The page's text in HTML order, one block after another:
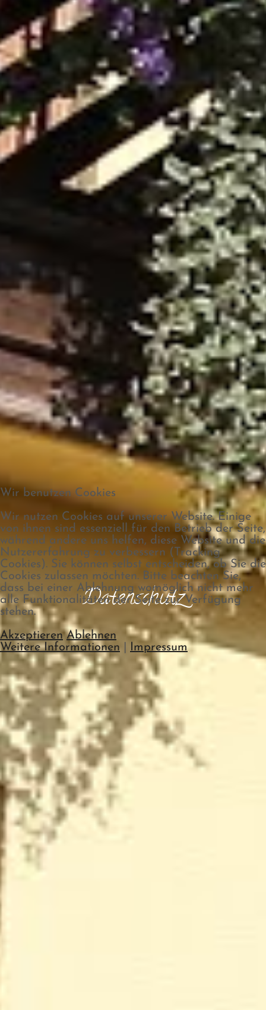
Datenschutz
Wir benutzen Cookies
Wir nutzen Cookies auf unserer Website. Einige
von ihnen sind essenziell für den Betrieb der Seite,
während andere uns helfen, diese Website und die
Nutzererfahrung zu verbessern (Tracking
Cookies). Sie können selbst entscheiden, ob Sie die
Cookies zulassen möchten. Bitte beachten Sie,
dass bei einer Ablehnung womöglich nicht mehr
alle Funktionalitäten der Seite zur Verfügung
stehen.
Akzeptieren Ablehnen
Weitere Informationen
Impressum